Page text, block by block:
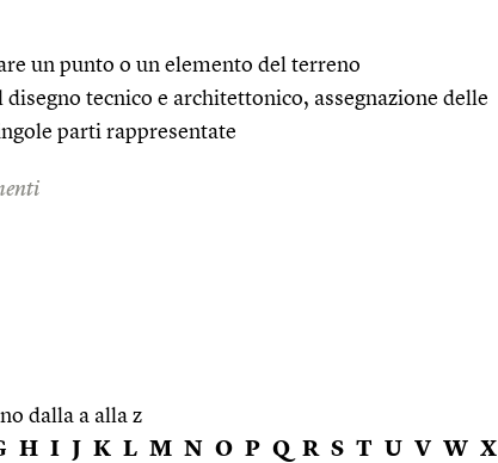
un punto o un elemento del terreno
disegno tecnico e architettonico, assegnazione delle
parti rappresentate
dalla a alla z
H I J K L M N O P Q R S T U V W X